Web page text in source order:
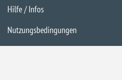
Hilfe / Infos
Nutzungsbedingungen